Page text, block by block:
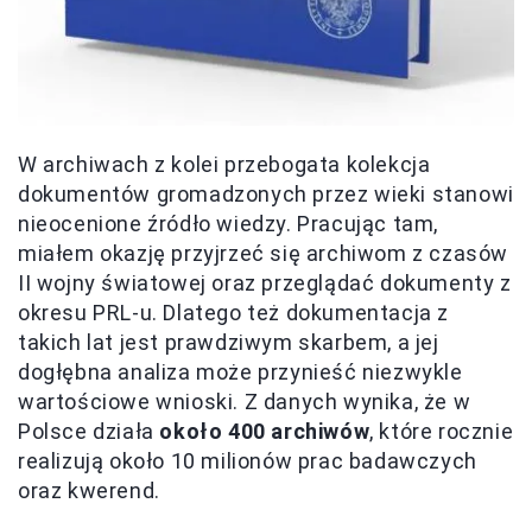
W archiwach z kolei przebogata kolekcja
dokumentów gromadzonych przez wieki stanowi
nieocenione źródło wiedzy. Pracując tam,
miałem okazję przyjrzeć się archiwom z czasów
II wojny światowej oraz przeglądać dokumenty z
okresu PRL-u. Dlatego też dokumentacja z
takich lat jest prawdziwym skarbem, a jej
dogłębna analiza może przynieść niezwykle
wartościowe wnioski. Z danych wynika, że w
Polsce działa około 400 archiwów, które rocznie
realizują około 10 milionów prac badawczych
oraz kwerend.